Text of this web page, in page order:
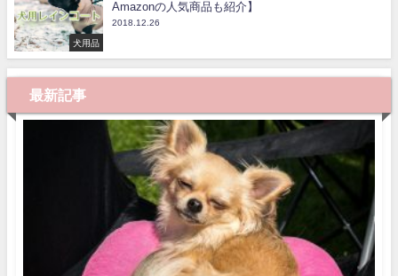
犬用品
Amazonの人気商品も紹介】
2018.12.26
最新記事